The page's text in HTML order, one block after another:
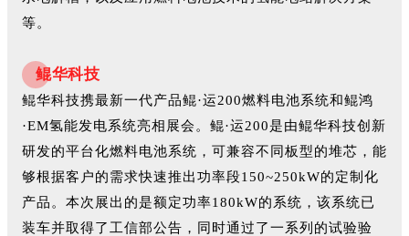
等。
鲲华科技
鲲华科技携最新一代产品鲲·运200燃料电池系统和鲲鸿
·EM氢能发电系统亮相展会。鲲·运200是由鲲华科技创新
研发的平台化燃料电池系统，可兼容不同板型的堆芯，能
够根据客户的需求快速推出功率段150~250kW的定制化
产品。本次展出的是额定功率180kW的系统，该系统已
装车并取得了工信部公告，同时通过了一系列的试验验